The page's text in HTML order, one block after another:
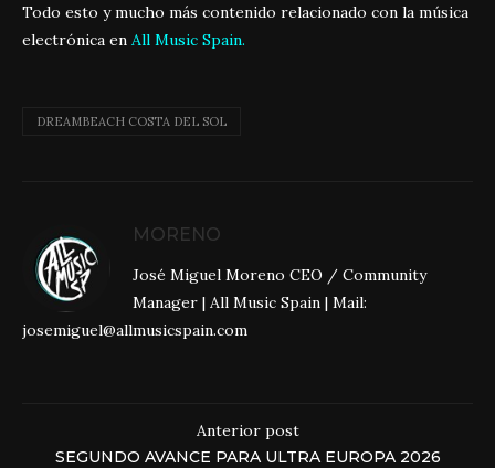
Todo esto y mucho más contenido relacionado con la música
electrónica en All Music Spain.
DREAMBEACH COSTA DEL SOL
MORENO
José Miguel Moreno CEO / Community
Manager | All Music Spain | Mail:
josemiguel@allmusicspain.com
Anterior post
SEGUNDO AVANCE PARA ULTRA EUROPA 2026